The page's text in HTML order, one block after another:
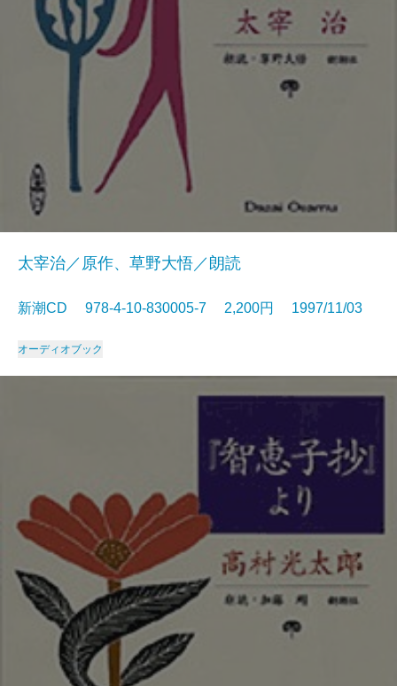
太宰治／原作、草野大悟／朗読
新潮CD 978-4-10-830005-7 2,200円 1997/11/03
オーディオブック